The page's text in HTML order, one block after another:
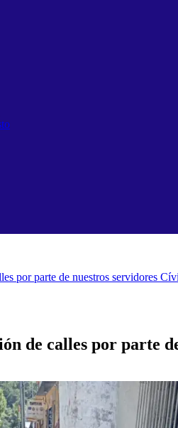
por parte de nuestros servidores
de calles por parte